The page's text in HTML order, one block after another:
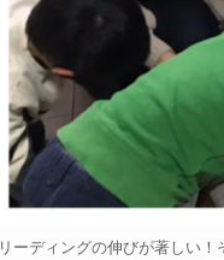
リーディングの伸びが著しい